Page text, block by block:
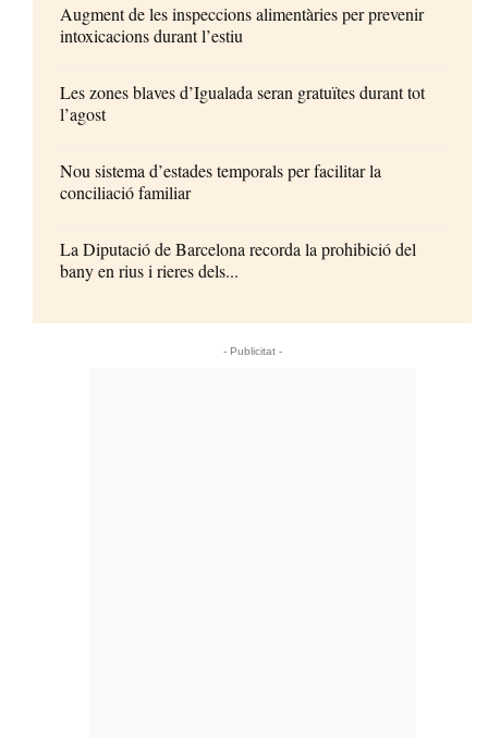
Augment de les inspeccions alimentàries per prevenir
intoxicacions durant l’estiu
Les zones blaves d’Igualada seran gratuïtes durant tot
l’agost
Nou sistema d’estades temporals per facilitar la
conciliació familiar
La Diputació de Barcelona recorda la prohibició del
bany en rius i rieres dels...
- Publicitat -